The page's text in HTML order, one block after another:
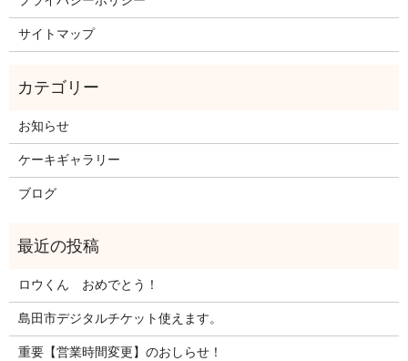
サイトマップ
お知らせ
ケーキギャラリー
ブログ
ロウくん おめでとう！
島田市デジタルチケット使えます。
重要【営業時間変更】のおしらせ！